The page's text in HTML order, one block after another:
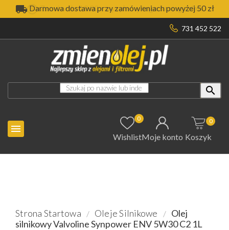
 Darmowa dostawa przy zamówieniach powyżej 50 zł
731 452 522


0
WishlistMoje konto Koszyk
0
Strona Startowa Oleje Silnikowe
Olej
silnikowy Valvoline Synpower ENV 5W30 C2 1L